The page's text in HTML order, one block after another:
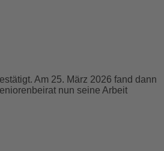
Am 25. März 2026 fand dann
nun seine Arbeit